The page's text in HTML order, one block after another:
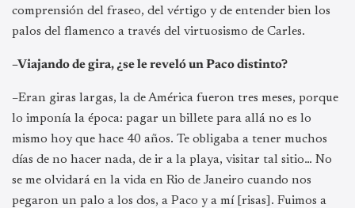
comprensión del fraseo, del vértigo y de entender bien los
palos del flamenco a través del virtuosismo de Carles.
–Viajando de gira, ¿se le reveló un Paco distinto?
–Eran giras largas, la de América fueron tres meses, porque
lo imponía la época: pagar un billete para allá no es lo
mismo hoy que hace 40 años. Te obligaba a tener muchos
días de no hacer nada, de ir a la playa, visitar tal sitio… No
se me olvidará en la vida en Rio de Janeiro cuando nos
pegaron un palo a los dos, a Paco y a mí [risas]. Fuimos a